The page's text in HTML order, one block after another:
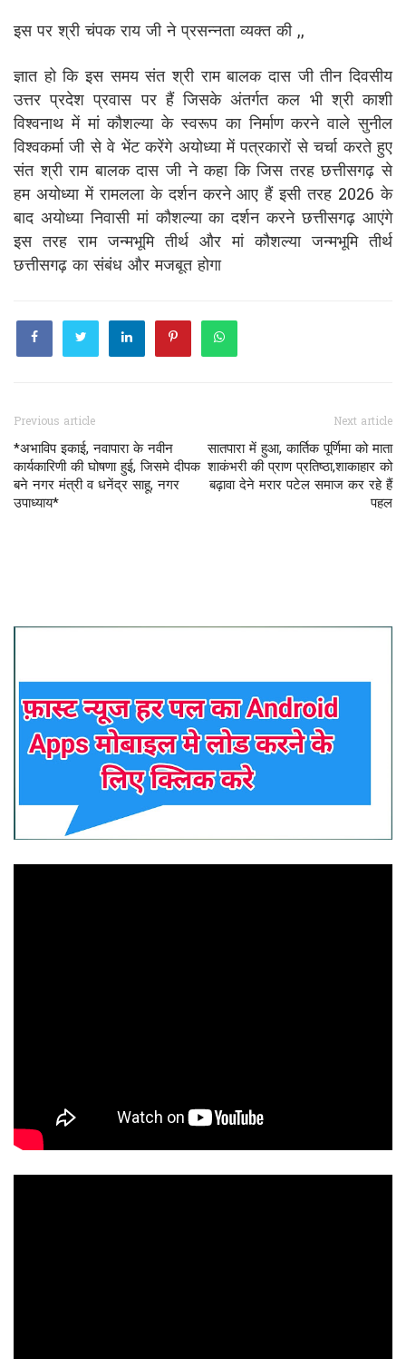
इस पर श्री चंपक राय जी ने प्रसन्नता व्यक्त की ,,
ज्ञात हो कि इस समय संत श्री राम बालक दास जी तीन दिवसीय
उत्तर प्रदेश प्रवास पर हैं जिसके अंतर्गत कल भी श्री काशी
विश्वनाथ में मां कौशल्या के स्वरूप का निर्माण करने वाले सुनील
विश्वकर्मा जी से वे भेंट करेंगे अयोध्या में पत्रकारों से चर्चा करते हुए
संत श्री राम बालक दास जी ने कहा कि जिस तरह छत्तीसगढ़ से
हम अयोध्या में रामलला के दर्शन करने आए हैं इसी तरह 2026 के
बाद अयोध्या निवासी मां कौशल्या का दर्शन करने छत्तीसगढ़ आएंगे
इस तरह राम जन्मभूमि तीर्थ और मां कौशल्या जन्मभूमि तीर्थ
छत्तीसगढ़ का संबंध और मजबूत होगा
Previous article
*अभाविप इकाई, नवापारा के नवीन
कार्यकारिणी की घोषणा हुई, जिसमे दीपक
बने नगर मंत्री व धनेंद्र साहू, नगर
उपाध्याय*
Next article
सातपारा में हुआ, कार्तिक पूर्णिमा को माता
शाकंभरी की प्राण प्रतिष्ठा,शाकाहार को
बढ़ावा देने मरार पटेल समाज कर रहे हैं
पहल